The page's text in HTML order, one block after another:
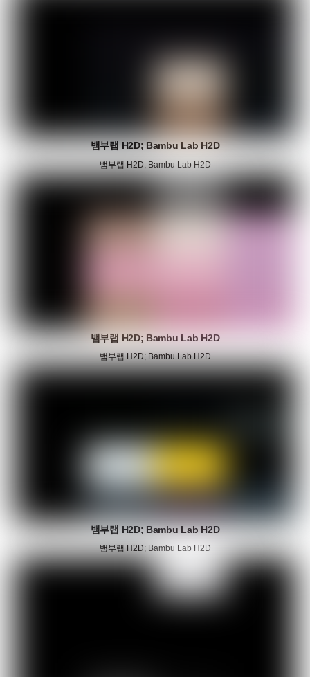
뱀부랩 H2D; Bambu Lab H2D
뱀부랩 H2D; Bambu Lab H2D
뱀부랩 H2D; Bambu Lab H2D
뱀부랩 H2D; Bambu Lab H2D
뱀부랩 H2D; Bambu Lab H2D
뱀부랩 H2D; Bambu Lab H2D